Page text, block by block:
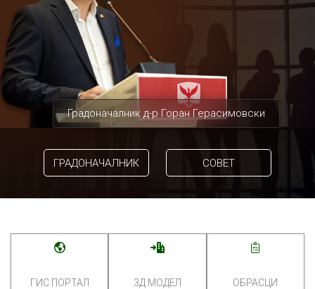
Градоначалник д-р Горан Герасимовски
ГРАДОНАЧАЛНИК СОВЕТ
ГИС ПОРТАЛ 3Д МОДЕЛ ОБРАСЦИ